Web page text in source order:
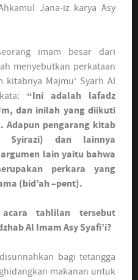
Jana-iz karya Asy
imam besar dari
menyebutkan perkataan
kitabnya Majmu’ Syarh Al
“Ini adalah lafadz
dan inilah yang diikuti
Adapun pengarang kitab
Syirazi) dan lainnya
lain yaitu bahwa
perkara yang
(bid’ah –pent).
tahlilan tersebut
Al Imam Asy Syafi’i?
bagi tetangga
makanan untuk